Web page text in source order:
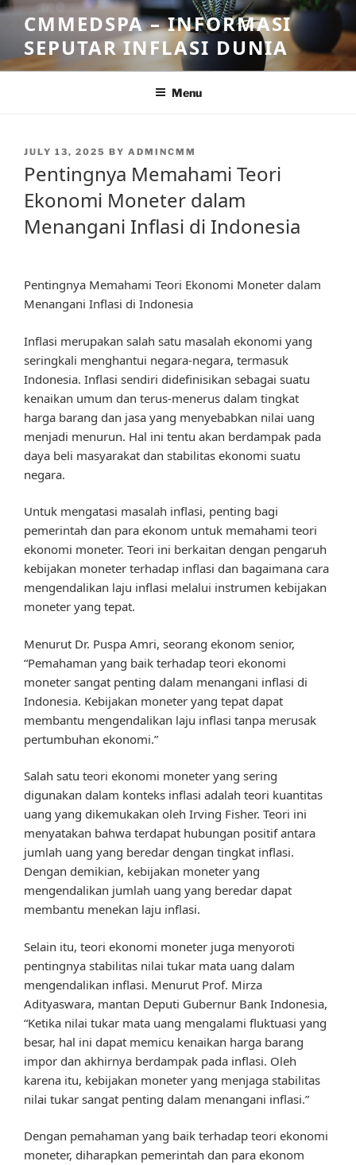
Skip
content
CMMEDSPA – INFORMASI
SEPUTAR INFLASI DUNIA
Menu
POSTED
JULY 13, 2025 BY ADMINCMM
Pentingnya Memahami Teori
Ekonomi Moneter dalam
Menangani Inflasi di Indonesia
Pentingnya Memahami Teori Ekonomi Moneter dalam
Menangani Inflasi di Indonesia
Inflasi merupakan salah satu masalah ekonomi yang
seringkali menghantui negara-negara, termasuk
Indonesia. Inflasi sendiri didefinisikan sebagai suatu
kenaikan umum dan terus-menerus dalam tingkat
harga barang dan jasa yang menyebabkan nilai uang
menjadi menurun. Hal ini tentu akan berdampak pada
daya beli masyarakat dan stabilitas ekonomi suatu
negara.
Untuk mengatasi masalah inflasi, penting bagi
pemerintah dan para ekonom untuk memahami teori
ekonomi moneter. Teori ini berkaitan dengan pengaruh
kebijakan moneter terhadap inflasi dan bagaimana cara
mengendalikan laju inflasi melalui instrumen kebijakan
moneter yang tepat.
Menurut Dr. Puspa Amri, seorang ekonom senior,
“Pemahaman yang baik terhadap teori ekonomi
moneter sangat penting dalam menangani inflasi di
Indonesia. Kebijakan moneter yang tepat dapat
membantu mengendalikan laju inflasi tanpa merusak
pertumbuhan ekonomi.”
Salah satu teori ekonomi moneter yang sering
digunakan dalam konteks inflasi adalah teori kuantitas
uang yang dikemukakan oleh Irving Fisher. Teori ini
menyatakan bahwa terdapat hubungan positif antara
jumlah uang yang beredar dengan tingkat inflasi.
Dengan demikian, kebijakan moneter yang
mengendalikan jumlah uang yang beredar dapat
membantu menekan laju inflasi.
Selain itu, teori ekonomi moneter juga menyoroti
pentingnya stabilitas nilai tukar mata uang dalam
mengendalikan inflasi. Menurut Prof. Mirza
Adityaswara, mantan Deputi Gubernur Bank Indonesia,
“Ketika nilai tukar mata uang mengalami fluktuasi yang
besar, hal ini dapat memicu kenaikan harga barang
impor dan akhirnya berdampak pada inflasi. Oleh
karena itu, kebijakan moneter yang menjaga stabilitas
nilai tukar sangat penting dalam menangani inflasi.”
Dengan pemahaman yang baik terhadap teori ekonomi
moneter, diharapkan pemerintah dan para ekonom